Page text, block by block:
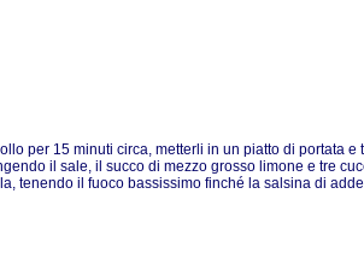
per 15 minuti circa, metterli in un piatto di portata e
il sale, il succo di mezzo grosso limone e tre
tenendo il fuoco bassissimo finché la salsina di